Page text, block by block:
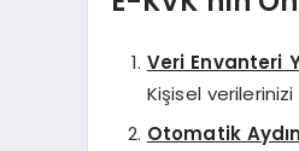
Veri Envanteri
Kişisel
Otomatik